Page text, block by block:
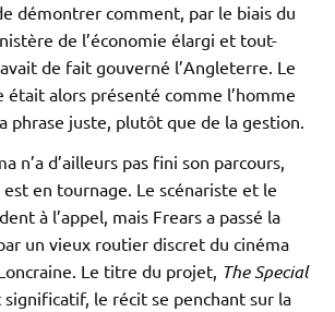
démontrer comment, par le biais du
de l’économie élargi et tout-
de fait gouverné l’Angleterre. Le
alors présenté comme l’homme
phrase juste, plutôt que de la gestion.
n’a d’ailleurs pas fini son parcours,
est en tournage. Le scénariste et le
à l’appel, mais Frears a passé la
un vieux routier discret du cinéma
Le titre du projet, The Special
significatif, le récit se penchant sur la